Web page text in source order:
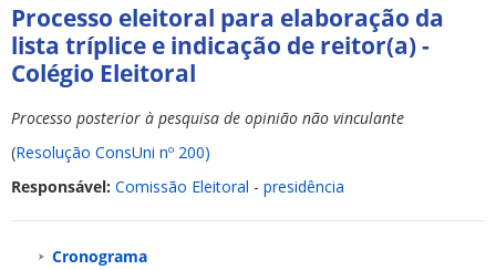
Processo eleitoral para elaboração da
lista tríplice e indicação de reitor(a) -
Colégio Eleitoral
Processo posterior à pesquisa de opinião não vinculante
(Resolução ConsUni nº 200)
Responsável: Comissão Eleitoral - presidência
Cronograma